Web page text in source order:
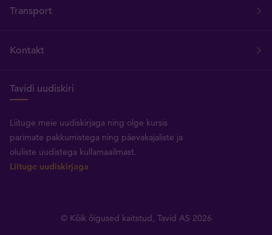
Transport
Kontakt
Tavidi uudiskiri
Liituge meie uudiskirjaga ning olge kursis
parimate pakkumistega ning päevakajaliste ja
oluliste uudistega kullamaailmast.
Liituge uudiskirjaga
© Kõik õigused kaitstud, Tavid AS 2026